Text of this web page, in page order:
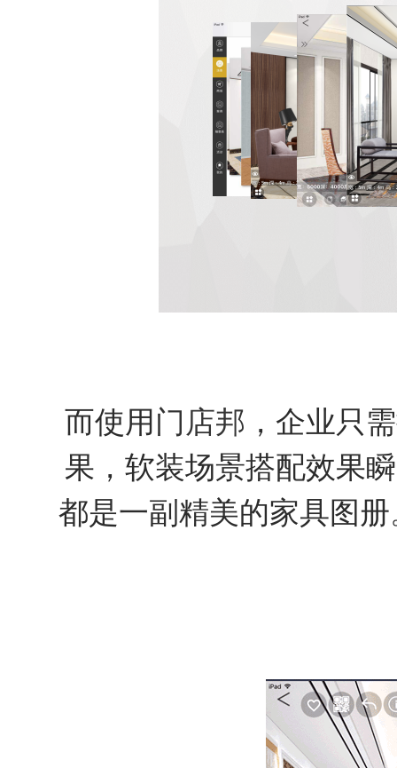
而使用 门店邦 ，企业只
果，软装场景搭配效果
都是一副精美的家具图